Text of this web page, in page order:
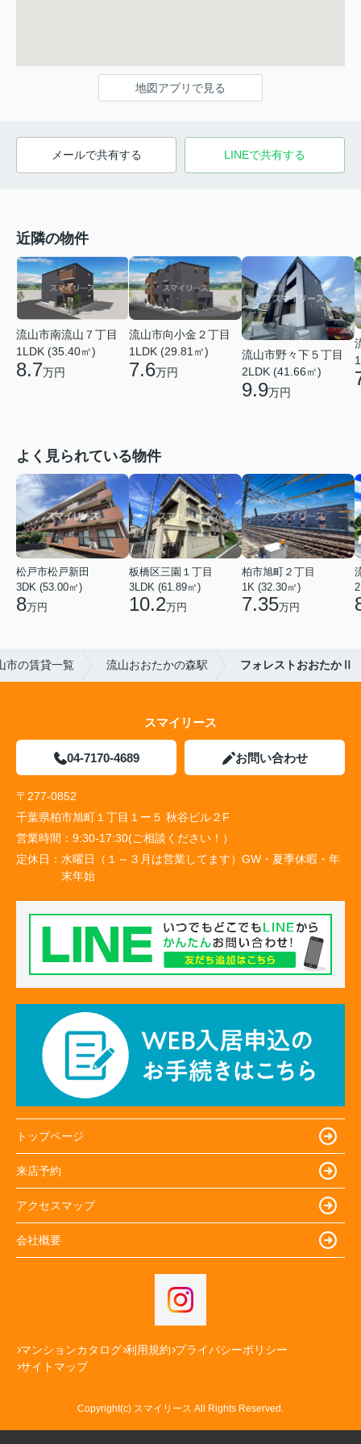
地図アプリで見る
メールで共有する LINEで共有する
近隣の物件
流山市南流山７丁目
1LDK (35.40㎡)
8.7万円
流山市向小金２丁目
1LDK (29.81㎡)
7.6万円
流山市野々下５丁目
2LDK (41.66㎡)
9.9万円
よく見られている物件
松戸市松戸新田
3DK (53.00㎡)
8万円
板橋区三園１丁目
3LDK (61.89㎡)
10.2万円
柏市旭町２丁目
1K (32.30㎡)
7.35万円
市の賃貸一覧 流山おおたかの森駅 フォレストおおたかⅡ
スマイリース
04-7170-4689 お問い合わせ
〒277-0852
千葉県柏市旭町１丁目１ー５ 秋谷ビル２F
営業時間： 9:30-17:30(ご相談ください！）
定休日： 水曜日（１～３月は営業してます）GW・夏季休暇・年
末年始
トップページ
来店予約
アクセスマップ
会社概要
マンションカタログ 利用規約 プライバシーポリシー
サイトマップ
Copyright(c) スマイリース All Rights Reserved.